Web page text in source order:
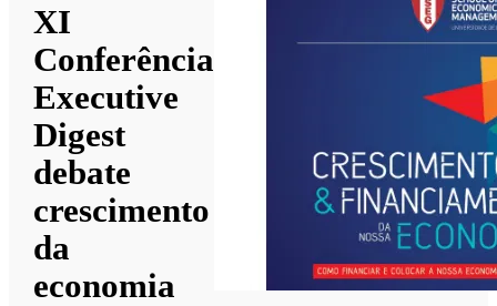
XI
Conferência
Executive
Digest
debate
crescimento
da
economia